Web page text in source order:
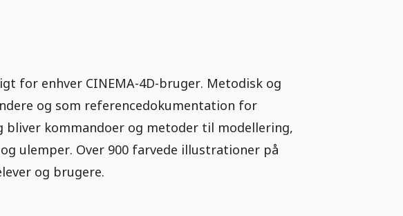
for enhver CINEMA-4D-bruger. Metodisk og
og som referencedokumentation for
bliver kommandoer og metoder til modellering,
ulemper. Over 900 farvede illustrationer på
og brugere.